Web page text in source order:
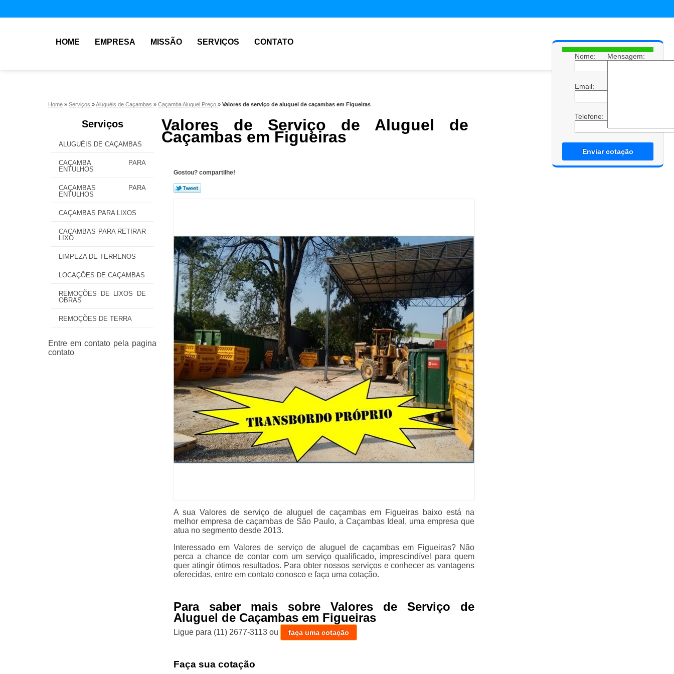
HOME EMPRESA MISSÃO SERVIÇOS CONTATO
Home » Serviços »Aluguéis de Caçambas » Caçamba Aluguel Preço » Valores de serviço de aluguel de caçambas em Figueiras
Serviços
ALUGUÉIS DE CAÇAMBAS
CAÇAMBA PARA
ENTULHOS
CAÇAMBAS PARA
ENTULHOS
CAÇAMBAS PARA LIXOS
CAÇAMBAS PARA RETIRAR
LIXO
LIMPEZA DE TERRENOS
LOCAÇÕES DE CAÇAMBAS
REMOÇÕES DE LIXOS DE
OBRAS
REMOÇÕES DE TERRA
Valores de Serviço de Aluguel de
Caçambas em Figueiras
Gostou? compartilhe!
A sua Valores de serviço de aluguel de caçambas em Figueiras baixo está na
melhor empresa de caçambas de São Paulo, a Caçambas Ideal, uma empresa que
atua no segmento desde 2013.
Interessado em Valores de serviço de aluguel de caçambas em Figueiras? Não
perca a chance de contar com um serviço qualificado, imprescindível para quem
quer atingir ótimos resultados. Para obter nossos serviços e conhecer as vantagens
oferecidas, entre em contato conosco e faça uma cotação.
Para saber mais sobre Valores de Serviço de
Aluguel de Caçambas em Figueiras
Ligue para (11) 2677-3113 ou faça uma cotação
Faça sua cotação
Nome:
Email:
Telefone:
Mensagem:
Enviar cotação